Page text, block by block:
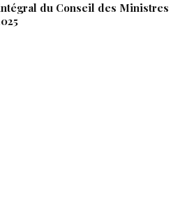
du Conseil des Ministres